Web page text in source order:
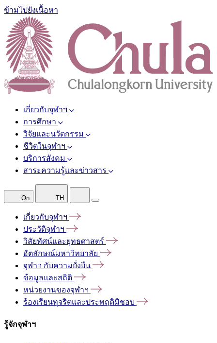
ข้ามไปยังเนื้อหา
เกี่ยวกับจุฬาฯ
การศึกษา
วิจัยและนวัตกรรม
ชีวิตในจุฬาฯ
บริการสังคม
สาระความรู้และข่าวสาร
On TH
เกี่ยวกับจุฬาฯ
ประวัติจุฬาฯ
วิสัยทัศน์และยุทธศาสตร์
อัตลักษณ์มหาวิทยาลัย
จุฬาฯ กับความยั่งยืน
ข้อมูลและสถิติ
หน่วยงานของจุฬาฯ
ร้องเรียนทุจริตและประพฤติมิชอบ
รู้จักจุฬาฯ